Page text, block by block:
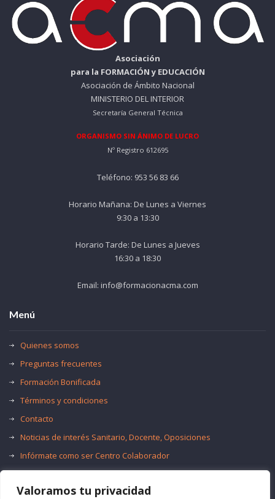
Valoramos tu privacidad
Asociación
para la FORMACIÓN y EDUCACIÓN
Asociación de Ámbito Nacional
MINISTERIO DEL INTERIOR
Secretaría General Técnica
ORGANISMO SIN ÁNIMO DE LUCRO
Nº Registro 612695
Teléfono: 953 56 83 66
Horario Mañana: De Lunes a Viernes
9:30 a 13:30
Horario Tarde: De Lunes a Jueves
16:30 a 18:30
Email: info@formacionacma.com
Menú
Quienes somos
Preguntas frecuentes
Formación Bonificada
Términos y condiciones
Contacto
Noticias de interés Sanitario, Docente, Oposiciones
Infórmate como ser Centro Colaborador
Oferta de Empleo Público